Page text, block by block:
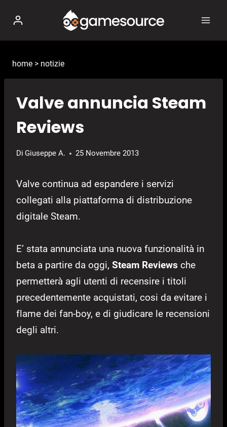
contenuto
home > notizie
Valve annuncia Steam
Reviews
Di Giuseppe A. 25 Novembre 2013
Valve continua ad espandere i servizi
collegati alla piattaforma di distribuzione
digitale Steam.
E’ stata annunciata una nuova funzionalità in
beta a partire da oggi, Steam Reviews che
permetterà agli utenti di recensire i titoli
precedentemente acquistati, cosi da evitare i
flame dei fan-boy, e di giudicare le recensioni
degli altri.